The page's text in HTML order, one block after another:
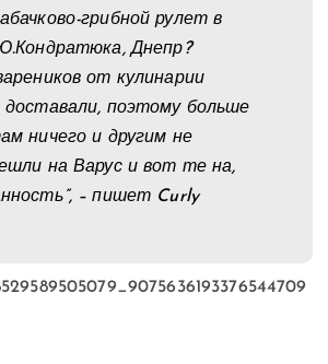
грибной рулет в
Днепр?
от кулинарии
доставали, поэтому больше
ничего и другим не
на Варус и вот те на,
– пишет Curly